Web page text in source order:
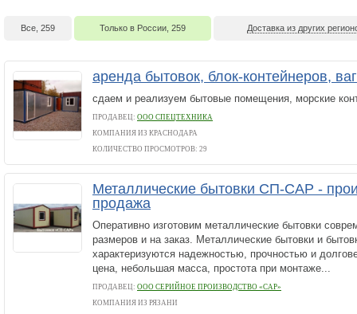
Все, 259 Только в России, 259 Доставка из других
аренда бытовок, блок-контейнеров,
сдаем и реализуем бытовые помещения, морские
ПРОДАВЕЦ: ООО СПЕЦТЕХНИКА
КОМПАНИЯ ИЗ КРАСНОДАРА
КОЛИЧЕСТВО ПРОСМОТРОВ: 29
Металлические бытовки СП-САР -
продажа
Оперативно изготовим металлические бытовки
размеров и на заказ. Металлические бытовки и
характеризуются надежностью, прочностью и
цена, небольшая масса, простота при монтаже...
ПРОДАВЕЦ: ООО СЕРИЙНОЕ ПРОИЗВОДСТВО «САР»
КОМПАНИЯ ИЗ РЯЗАНИ